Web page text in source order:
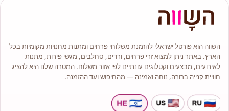
בחנות תמצאו מגוון זרי פרחים
בסגנונות קלאסיים, מודרניים
ואמנותיים.
מלאי גדול של עציצים וצמחי בית יפים
וייחודיים.
סידורי פרחים יוקרתיים ומרשימים.
השווה הוא פורטל ישראלי להזמנת משלוחי פרחים ומתנות מחנויות מקומיות בכל
הארץ. באתר ניתן למצוא זרי פרחים, ורדים, סחלבים, מגשי פירות, מתנות
לאירועים, מבצעים וקטלוגים עונתיים לפי אזור משלוח. המטרה שלנו היא להציג
חוויית קנייה ברורה, נוחה ואמינה — מהחיפוש ועד ההזמנה.